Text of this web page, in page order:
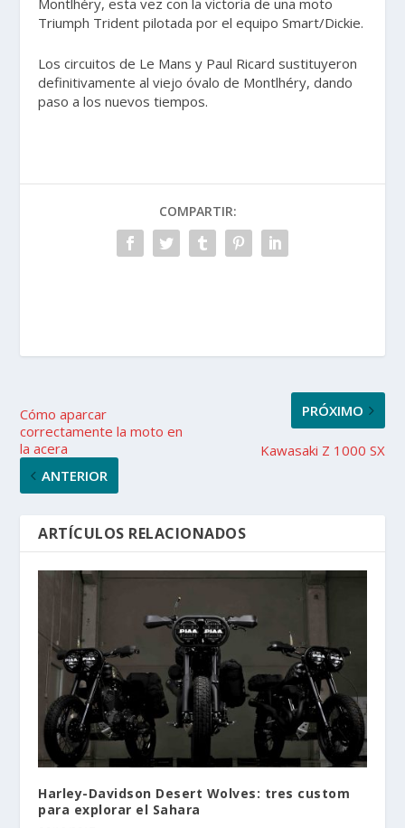
Montlhéry, esta vez con la victoria de una moto
Triumph Trident pilotada por el equipo Smart/Dickie.
Los circuitos de Le Mans y Paul Ricard sustituyeron
definitivamente al viejo óvalo de Montlhéry, dando
paso a los nuevos tiempos.
COMPARTIR:
Cómo aparcar
correctamente la moto en
la acera
ANTERIOR
PRÓXIMO
Kawasaki Z 1000 SX
ARTÍCULOS RELACIONADOS
Harley-Davidson Desert Wolves: tres custom
para explorar el Sahara